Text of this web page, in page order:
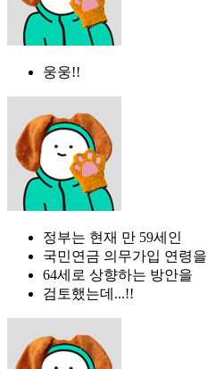
웅웅!!
정부는 현재 만 59세인
국민연금 의무가입 연령을
64세로 상향하는 방안을
검토했는데...!!